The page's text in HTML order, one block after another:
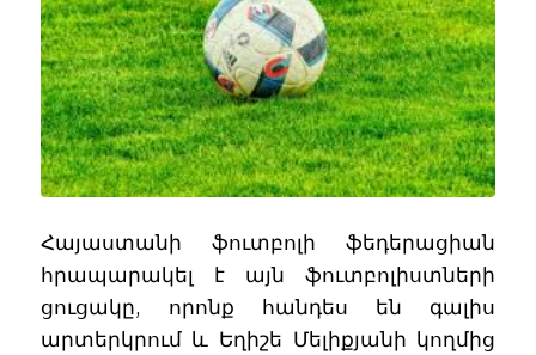
Հայաստանի ֆուտբոլի ֆեդերացիան
հրապարակել է այն ֆուտբոլիստների
ցուցակը, որոնք հանդես են գալիս
արտերկրում և Եղիշե Մելիքյանի կողմից